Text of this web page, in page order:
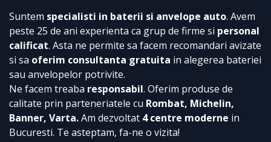
Suntem specialisti in baterii si anvelope auto. Avem
peste 25 de ani experienta ca grup de firme si personal
calificat. Asta ne permite sa facem recomandari avizate
si sa oferim consultanta gratuita in alegerea bateriei
sau anvelopelor potrivite.
Ne facem treaba responsabil. Oferim produse de
calitate prin parteneriatele cu Rombat, Michelin,
Banner, Varta.Am dezvoltat 4 centre moderne in
Bucuresti. Te asteptam, fa-ne o vizita!